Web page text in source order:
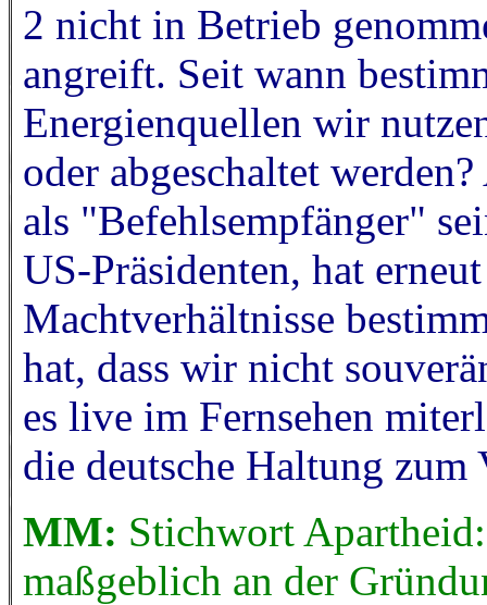
2 nicht in Betrieb
angreift. Seit wann
Energienquellen wir
oder abgeschaltet
als "Befehlsempfänger"
US-Präsidenten, hat
Machtverhältnisse
hat, dass wir nicht
es live im Fernsehen
die deutsche Haltung
MM: Stichwort
maßgeblich an der